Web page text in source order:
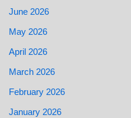
June 2026
May 2026
April 2026
March 2026
February 2026
January 2026